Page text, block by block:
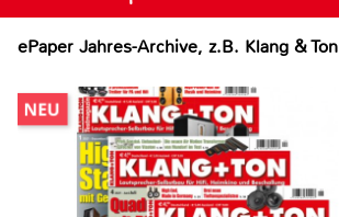
ePaper Jahres-Archive, z.B. Klang & Ton